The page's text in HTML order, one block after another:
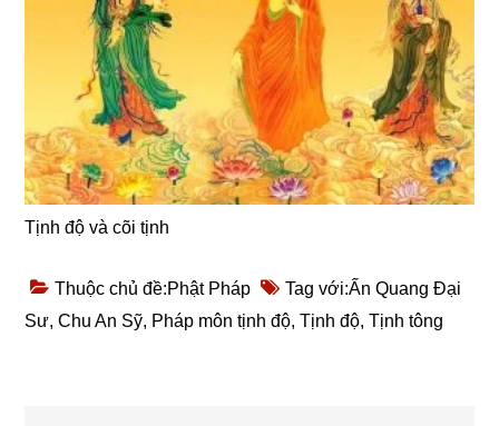
Tịnh độ và cõi tịnh
Thuộc chủ đề:Phật Pháp Tag với:Ấn Quang Đại
Sư,Chu An Sỹ, Pháp môn tịnh độ,Tịnh độ,Tịnh tông